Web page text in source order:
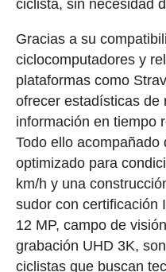
ciclista, sin necesidad
Gracias a su
ciclocomputadores y
plataformas como
ofrecer estadísticas de
información en tiempo
Todo ello
optimizado para
km/h y una
sudor con certificación
12 MP, campo de
grabación UHD 3K,
ciclistas que buscan